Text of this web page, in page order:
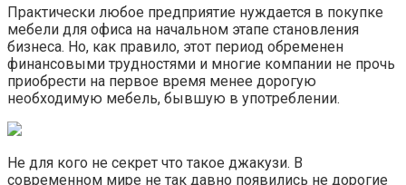
Практически любое предприятие нуждается в покупке
мебели для офиса на начальном этапе становления
бизнеса. Но, как правило, этот период обременен
финансовыми трудностями и многие компании не прочь
приобрести на первое время менее дорогую
необходимую мебель, бывшую в употреблении.
Не для кого не секрет что такое джакузи. В
современном мире не так давно появились не дорогие